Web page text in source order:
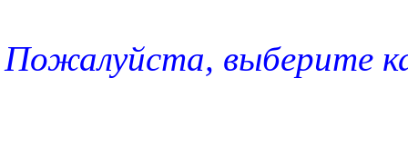
Пожалуйста, выберите